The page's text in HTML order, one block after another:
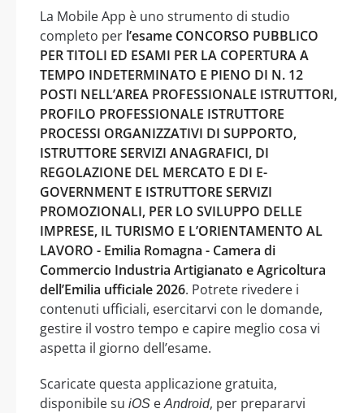
La Mobile App è uno strumento di studio
completo per l’esame CONCORSO PUBBLICO
PER TITOLI ED ESAMI PER LA COPERTURA A
TEMPO INDETERMINATO E PIENO DI N. 12
POSTI NELL’AREA PROFESSIONALE ISTRUTTORI,
PROFILO PROFESSIONALE ISTRUTTORE
PROCESSI ORGANIZZATIVI DI SUPPORTO,
ISTRUTTORE SERVIZI ANAGRAFICI, DI
REGOLAZIONE DEL MERCATO E DI E-
GOVERNMENT E ISTRUTTORE SERVIZI
PROMOZIONALI, PER LO SVILUPPO DELLE
IMPRESE, IL TURISMO E L’ORIENTAMENTO AL
LAVORO - Emilia Romagna - Camera di
Commercio Industria Artigianato e Agricoltura
dell’Emilia ufficiale 2026. Potrete rivedere i
contenuti ufficiali, esercitarvi con le domande,
gestire il vostro tempo e capire meglio cosa vi
aspetta il giorno dell’esame.
Scaricate questa applicazione gratuita,
disponibile su iOS eAndroid, per prepararvi